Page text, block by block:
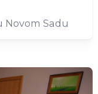
Novom Sadu